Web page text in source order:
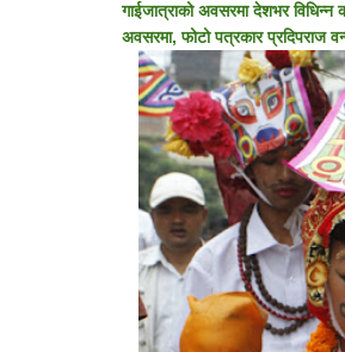
गाईजात्राको अवसरमा देशभर
अवसरमा, फोटो पत्रकार प्रदिपराज